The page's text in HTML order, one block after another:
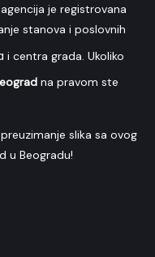
je registrovana
stanova i poslovnih
i centra grada. Ukoliko
na pravom ste
slika sa ovog
u Beogradu!